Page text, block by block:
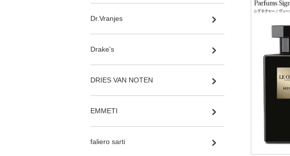
Dr.Vranjes
Drake's
DRIES VAN NOTEN
EMMETI
faliero sarti